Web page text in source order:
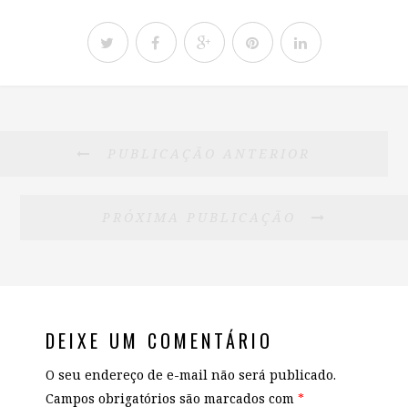
DEIXE UM COMENTÁRIO
O seu endereço de e-mail não será publicado.
Campos obrigatórios são marcados com *